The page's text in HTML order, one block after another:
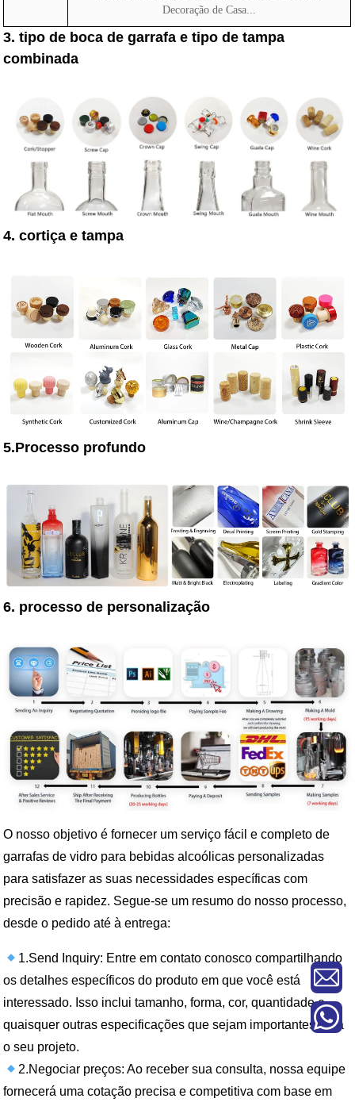
Decoração de Casa...
3. tipo de boca de garrafa e tipo de tampa
combinada
4. cortiça e tampa
5.Processo profundo
6. processo de personalização
O nosso objetivo é fornecer um serviço fácil e completo de
garrafas de vidro para bebidas alcoólicas personalizadas
para satisfazer as suas necessidades específicas com
precisão e rapidez. Segue-se um resumo do nosso processo,
desde o pedido até à entrega:
1.Send Inquiry: Entre em contato conosco compartilhando
os detalhes específicos do produto em que você está
interessado. Isso inclui tamanho, forma, cor, quantidade e
quaisquer outras especificações que sejam importantes para
o seu projeto.
2.Negociar preços: Ao receber sua consulta, nossa equipe
fornecerá uma cotação precisa e competitiva com base em